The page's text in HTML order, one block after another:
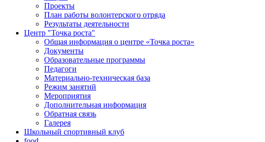
Проекты
План работы волонтерского отряда
Результаты деятельности
Центр "Точка роста"
Общая информация о центре «Точка роста»
Документы
Образовательные программы
Педагоги
Материально-техническая база
Режим занятий
Мероприятия
Дополнительная информация
Обратная связь
Галерея
Школьный спортивный клуб